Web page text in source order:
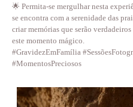
🌟 Permita-se mergulhar nesta
se encontra com a serenidade das
criar memórias que serão
este momento mágico.
#GravidezEmFamília
#MomentosPreciosos